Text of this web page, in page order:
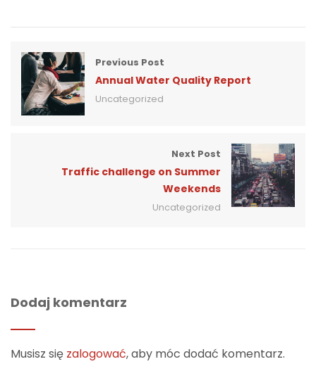
Previous Post
Annual Water Quality Report
Uncategorized
Next Post
Traffic challenge on Summer
Weekends
Uncategorized
Dodaj komentarz
Musisz się zalogować, aby móc dodać komentarz.